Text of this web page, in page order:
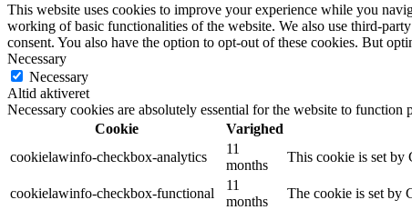
This website uses cookies to improve your experience while you
working of basic functionalities of the website. We also use third-
consent. You also have the option to opt-out of these cookies. But
Necessary
Necessary
Altid aktiveret
Necessary cookies are absolutely essential for the website to
Cookie
Varighed
cookielawinfo-checkbox-analytics
11
months
This cookie is set by
cookielawinfo-checkbox-functional
11
months
The cookie is set by